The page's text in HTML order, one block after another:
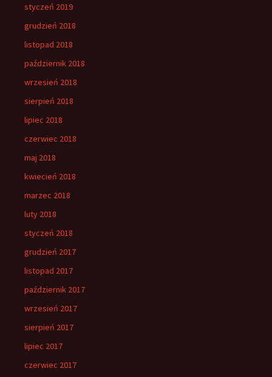
styczeń 2019
grudzień 2018
listopad 2018
październik 2018
wrzesień 2018
sierpień 2018
lipiec 2018
czerwiec 2018
maj 2018
kwiecień 2018
marzec 2018
luty 2018
styczeń 2018
grudzień 2017
listopad 2017
październik 2017
wrzesień 2017
sierpień 2017
lipiec 2017
czerwiec 2017